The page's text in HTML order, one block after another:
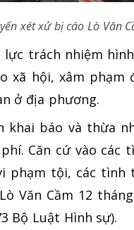
xét xử bị cáo Lò Văn
lực trách nhiệm
xã hội, xâm phạm
ở địa phương.
khai báo và thừa
Căn cứ vào
phạm tội, các tình
Văn Cầm 12
Bộ Luật Hình sự).